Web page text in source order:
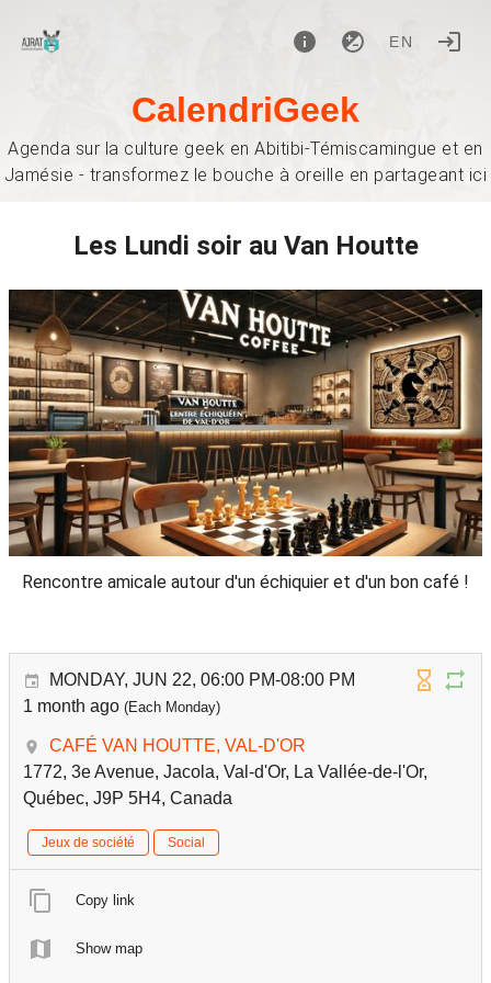
EN
CalendriGeek
Agenda sur la culture geek en Abitibi-Témiscamingue et en
Jamésie - transformez le bouche à oreille en partageant ici
Les Lundi soir au Van Houtte
Rencontre amicale autour d'un échiquier et d'un bon café !
MONDAY, JUN 22, 06:00 PM-08:00 PM
1 month ago (Each Monday)
CAFÉ VAN HOUTTE, VAL-D'OR
1772, 3e Avenue, Jacola, Val-d'Or, La Vallée-de-l'Or,
Québec, J9P 5H4, Canada
Jeux de société Social
Copy link
Show map